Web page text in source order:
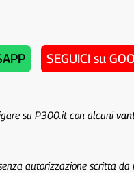
SEGUICI su
su P300.it con alcuni
autorizzazione scritta da